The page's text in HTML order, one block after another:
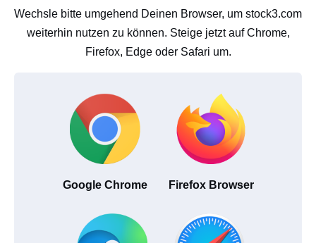
Wechsle bitte umgehend Deinen Browser, um stock3.com
weiterhin nutzen zu können. Steige jetzt auf Chrome,
Firefox, Edge oder Safari um.
Google Chrome Firefox Browser